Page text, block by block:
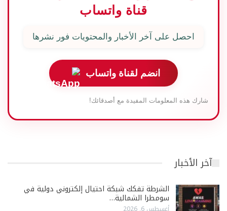
قناة واتساب
احصل على آخر الأخبار والمحتويات فور نشرها
انضم لقناة واتساب
شارك هذه المعلومات المفيدة مع أصدقائك!
آخر الأخبار
الشرطة تفكك شبكة احتيال إلكتروني دولية في
سومطرا الشمالية…